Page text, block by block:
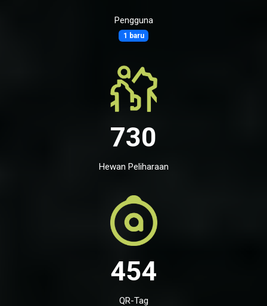
Pengguna
1 baru
730
Hewan Peliharaan
454
QR-Tag